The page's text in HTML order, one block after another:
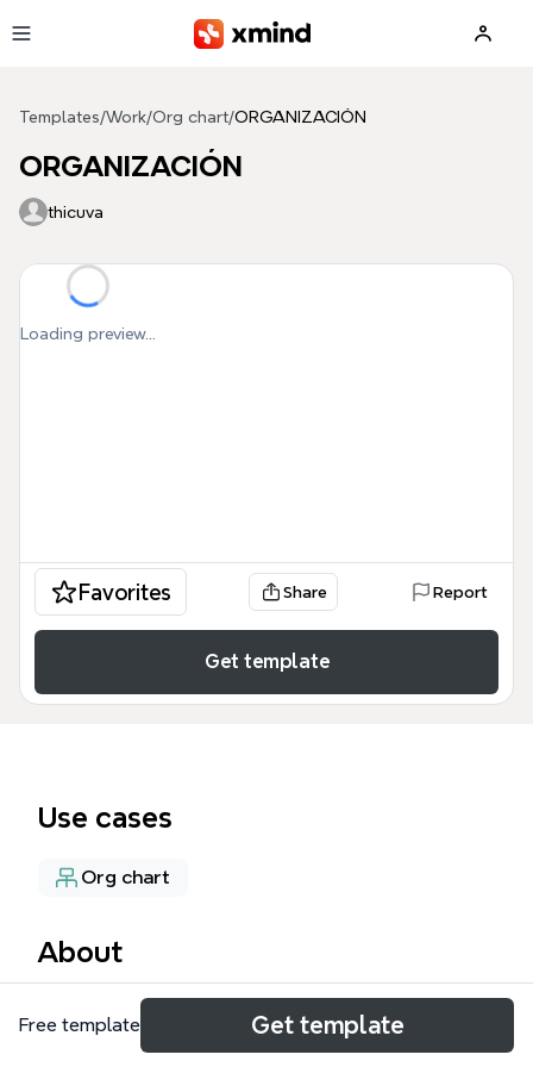
Templates/Work/Org chart/ORGANIZACIÓN
ORGANIZACIÓN
thicuva
Loading preview...
Favorites Share Report
Get template
Use cases
Org chart
About
Este mapa mental de organización, con más de 425
nodos, es una guía exhaustiva para estudiantes y
Free template Get template